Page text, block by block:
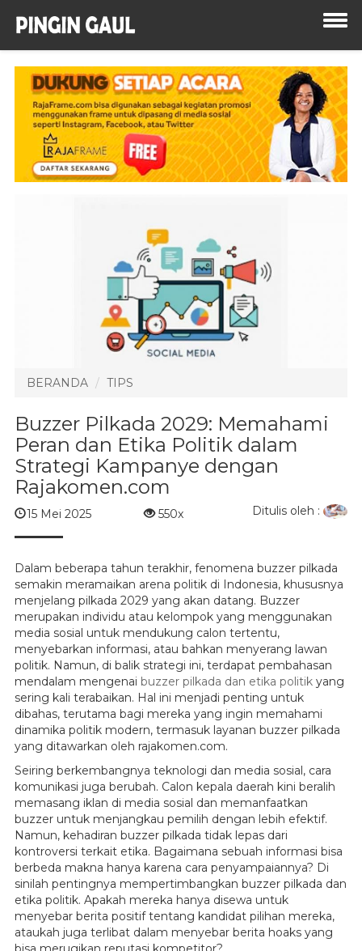
BERANDA TIPS
Buzzer Pilkada 2029: Memahami
Peran dan Etika Politik dalam
Strategi Kampanye dengan
Rajakomen.com
15 Mei 2025 550x Ditulis oleh :
Dalam beberapa tahun terakhir, fenomena buzzer pilkada
semakin meramaikan arena politik di Indonesia, khususnya
menjelang pilkada 2029 yang akan datang. Buzzer
merupakan individu atau kelompok yang menggunakan
media sosial untuk mendukung calon tertentu,
menyebarkan informasi, atau bahkan menyerang lawan
politik. Namun, di balik strategi ini, terdapat pembahasan
mendalam mengenai buzzer pilkada dan etika politikyang
sering kali terabaikan. Hal ini menjadi penting untuk
dibahas, terutama bagi mereka yang ingin memahami
dinamika politik modern, termasuk layanan buzzer pilkada
yang ditawarkan oleh rajakomen.com.
Seiring berkembangnya teknologi dan media sosial, cara
komunikasi juga berubah. Calon kepala daerah kini beralih
memasang iklan di media sosial dan memanfaatkan
buzzer untuk menjangkau pemilih dengan lebih efektif.
Namun, kehadiran buzzer pilkada tidak lepas dari
kontroversi terkait etika. Bagaimana sebuah informasi bisa
berbeda makna hanya karena cara penyampaiannya? Di
sinilah pentingnya mempertimbangkan buzzer pilkada dan
etika politik. Apakah mereka hanya disewa untuk
menyebar berita positif tentang kandidat pilihan mereka,
ataukah juga terlibat dalam menyebar berita hoaks yang